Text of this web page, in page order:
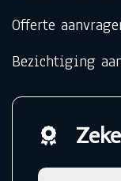
Offerte
Bezichtiging